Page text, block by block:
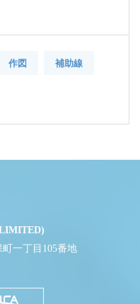
作図 補助線
一丁目105番地